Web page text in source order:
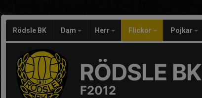
Rödsle BK Dam Herr Flickor Pojkar
RÖDSLE BK
F2012